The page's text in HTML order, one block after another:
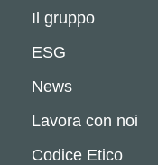
Il gruppo
ESG
News
Lavora con noi
Codice Etico